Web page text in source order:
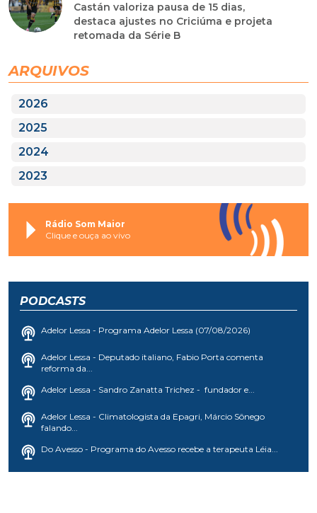
Castán valoriza pausa de 15 dias,
destaca ajustes no Criciúma e projeta
retomada da Série B
ARQUIVOS
2026
2025
2024
2023
Rádio Som Maior
Clique e ouça ao vivo
PODCASTS
Adelor Lessa - Programa Adelor Lessa (07/08/2026)
Adelor Lessa - Deputado italiano, Fabio Porta comenta
reforma da...
Adelor Lessa - Sandro Zanatta Trichez - fundador e...
Adelor Lessa - Climatologista da Epagri, Márcio Sônego
falando...
Do Avesso - Programa do Avesso recebe a terapeuta Léia...